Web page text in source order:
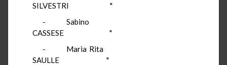
SILVESTRI "
- Sabino
CASSESE "
- Maria Rita
SAULLE "